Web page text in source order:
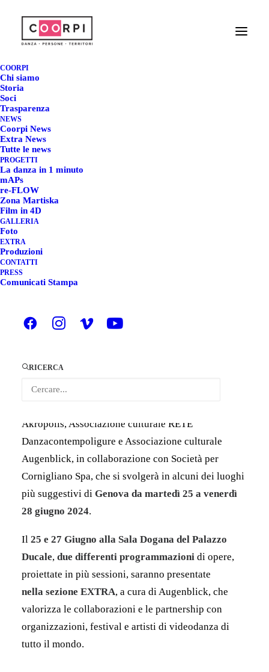
COORPI
Chi siamo
Storia
Soci
Trasparenza
NEWS
Coorpi News
Extra News
Tutte le news
PROGETTI
La danza in 1 minuto
mAPs
re-FLOW
Zona Martiska
Film in 4D
GALLERIA
Foto
EXTRA
Produzioni
CONTATTI
PRESS
Comunicati Stampa
RICERCA
3 GIUGNO 2024
PRO|D|ES CARAVAN @
FUORIFORMATO – GENOVA
PRO|D|ES CARAVAN
dello Spettacolo (Milano) e Zed Festival (Bologna)
FuoriFormato
videodanza dedicata alla danza contemporanea,
Akropolis, Associazione culturale RETE
Danzacontempoligure e Associazione culturale
Augenblick, in collaborazione con Società per
Cornigliano Spa, che si svolgerà in alcuni dei luoghi
più suggestivi di Genova da martedì 25 a venerdì
28 giugno 2024.
Il 25 e 27 Giugno alla Sala Dogana del Palazzo
Ducale, due differenti programmazioni di opere,
proiettate in più sessioni, saranno presentate
nella sezione EXTRA, a cura di Augenblick, che
valorizza le collaborazioni e le partnership con
organizzazioni, festival e artisti di videodanza di
tutto il mondo.